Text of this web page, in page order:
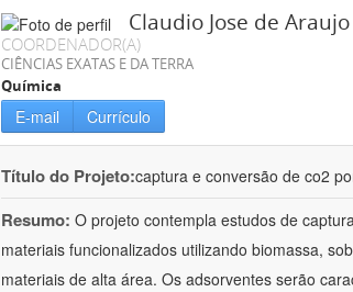
Claudio Jose de
COORDENADOR(A)
CIÊNCIAS EXATAS E DA TERRA
Química
E-mail Currículo
Título do Projeto:captura e conversão de co2
Resumo: O projeto contempla estudos de
materiais funcionalizados utilizando biomassa,
materiais de alta área. Os adsorventes serão